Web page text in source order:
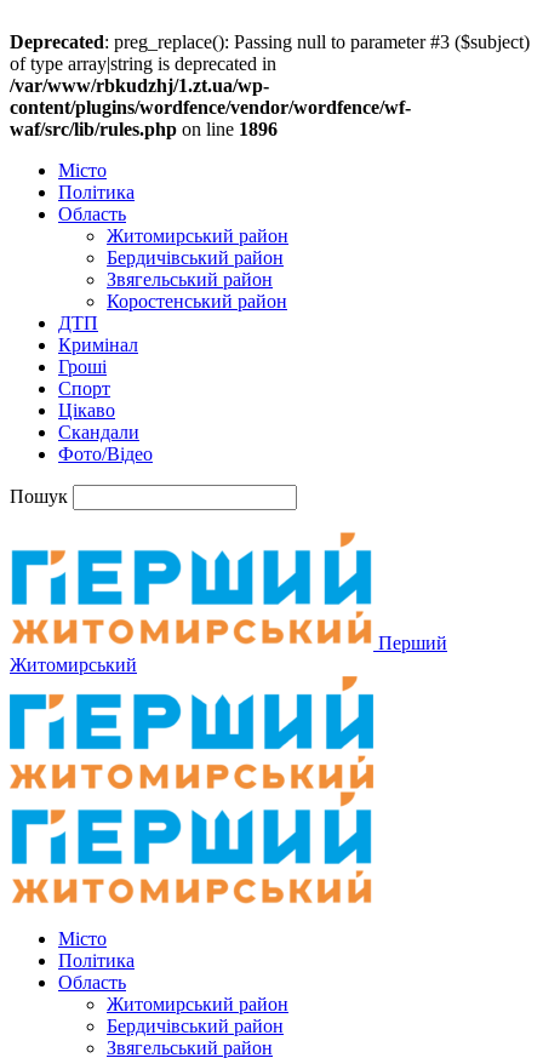
Deprecated: preg_replace(): Passing null to parameter #3 ($subject)
of type array|string is deprecated in
/var/www/rbkudzhj/1.zt.ua/wp-
content/plugins/wordfence/vendor/wordfence/wf-
waf/src/lib/rules.php on line 1896
Місто
Політика
Область
Житомирський район
Бердичівський район
Звягельський район
Коростенський район
ДТП
Кримінал
Гроші
Спорт
Цікаво
Скандали
Фото/Відео
Пошук
Перший
Житомирський
Місто
Політика
Область
Житомирський район
Бердичівський район
Звягельський район